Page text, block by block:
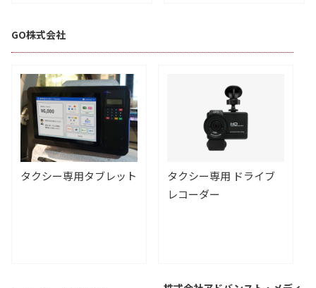
GO株式会社
タクシー専用タブレット
タクシー専用 ドライブ
レコーダー